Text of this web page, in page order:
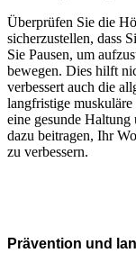
Überprüfen Sie die
sicherzustellen, dass
Sie Pausen, um
bewegen. Dies hilft
verbessert auch die
langfristige
eine gesunde
dazu beitragen, Ihr
zu verbessern.
Prävention und